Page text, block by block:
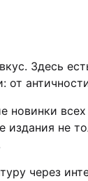
Здесь
от
не
через